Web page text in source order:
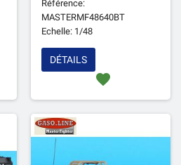
Référence:
MASTERMF48640BT
Echelle: 1/48
favorite
DÉTAILS